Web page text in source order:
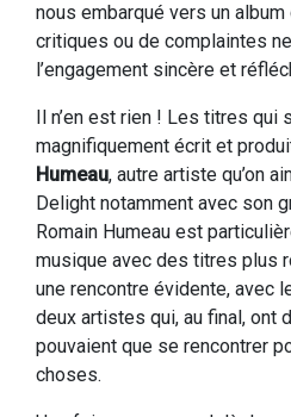
nous embarqué vers un
critiques ou de complaintes
l’engagement sincère et
Il n’en est rien ! Les titres qui
magnifiquement écrit et
Humeau, autre artiste qu’on
Delight notamment avec son
Romain Humeau est
musique avec des titres plus
une rencontre évidente, avec
deux artistes qui, au final, ont
pouvaient que se rencontrer
choses.